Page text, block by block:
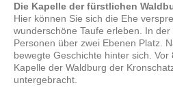
Die Kapelle der fürstlichen
Hier können Sie sich die Ehe
wunderschöne Taufe erleben. In
Personen über zwei Ebenen Platz.
bewegte Geschichte hinter sich.
Kapelle der Waldburg der
untergebracht.